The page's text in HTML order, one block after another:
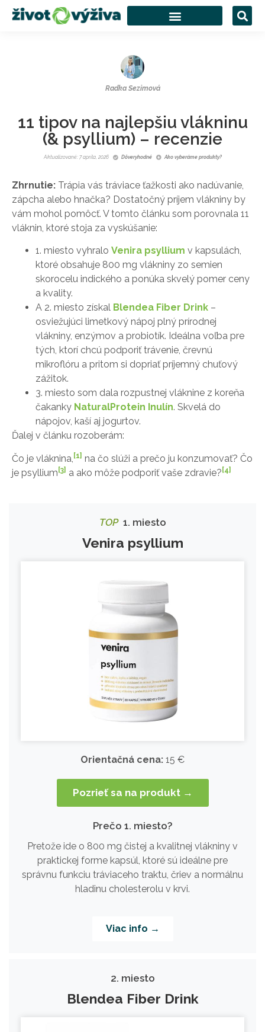
Radka Sezimová
11 tipov na najlepšiu vlákninu
(& psyllium) – recenzie
Aktualizované: 7 apríla, 2026 Dôveryhodné Ako vyberáme produkty?
Zhrnutie: Trápia vás tráviace ťažkosti ako nadúvanie,
zápcha alebo hnačka? Dostatočný príjem vlákniny by
vám mohol pomôcť. V tomto článku som porovnala 11
vláknin, ktoré stoja za vyskúšanie:
1. miesto vyhralo Venira psyllium v kapsulách,
ktoré obsahuje 800 mg vlákniny zo semien
skorocelu indického a ponúka skvelý pomer ceny
a kvality.
A 2. miesto získal Blendea Fiber Drink –
osviežujúci limetkový nápoj plný prírodnej
vlákniny, enzýmov a probiotík. Ideálna voľba pre
tých, ktorí chcú podporiť trávenie, črevnú
mikroflóru a pritom si dopriať príjemný chuťový
zážitok.
3. miesto som dala rozpustnej vláknine z koreňa
čakanky NaturalProtein Inulín. Skvelá do
nápojov, kaší aj jogurtov.
Ďalej v článku rozoberám:
Čo je vláknina, [1] na čo slúži a prečo ju konzumovať? Čo
je psyllium [3] a ako môže podporiť vaše zdravie? [4]
TOP1. miesto
Venira psyllium
Orientačná cena: 15 €
Pozrieť sa na produkt →
Prečo 1. miesto?
Pretože ide o 800 mg čistej a kvalitnej vlákniny v
praktickej forme kapsúl, ktoré sú ideálne pre
správnu funkciu tráviaceho traktu, čriev a normálnu
hladinu cholesterolu v krvi.
Viac info →
2. miesto
Blendea Fiber Drink